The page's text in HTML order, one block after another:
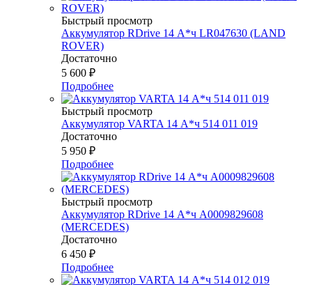
Быстрый просмотр
Аккумулятор RDrive 14 А*ч LR047630 (LAND
ROVER)
Достаточно
5 600 ₽
Подробнее
Быстрый просмотр
Аккумулятор VARTA 14 А*ч 514 011 019
Достаточно
5 950 ₽
Подробнее
Быстрый просмотр
Аккумулятор RDrive 14 А*ч A0009829608
(MERCEDES)
Достаточно
6 450 ₽
Подробнее